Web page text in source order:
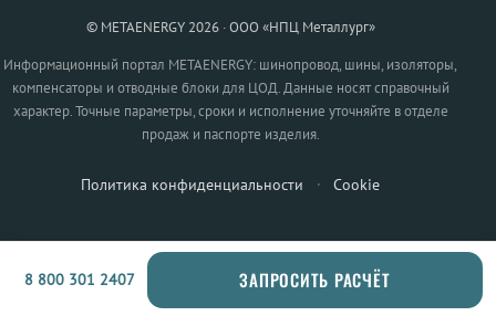
© METAENERGY 2026 · ООО «НПЦ Металлург»
Информационный портал METAENERGY: шинопровод, шины, изоляторы,
компенсаторы и отводные блоки для ЦОД. Данные носят справочный
характер. Точные параметры, сроки и исполнение уточняйте в отделе
продаж и паспорте изделия.
Политика конфиденциальности · Cookie
8 800 301 2407 ЗАПРОСИТЬ РАСЧЁТ